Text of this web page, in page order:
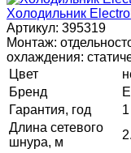
Холодильник
Артикул: 395319
Монтаж:
охлаждения:
Цвет
Бренд
Гарантия, год
1
Длина сетевого
шнура, м